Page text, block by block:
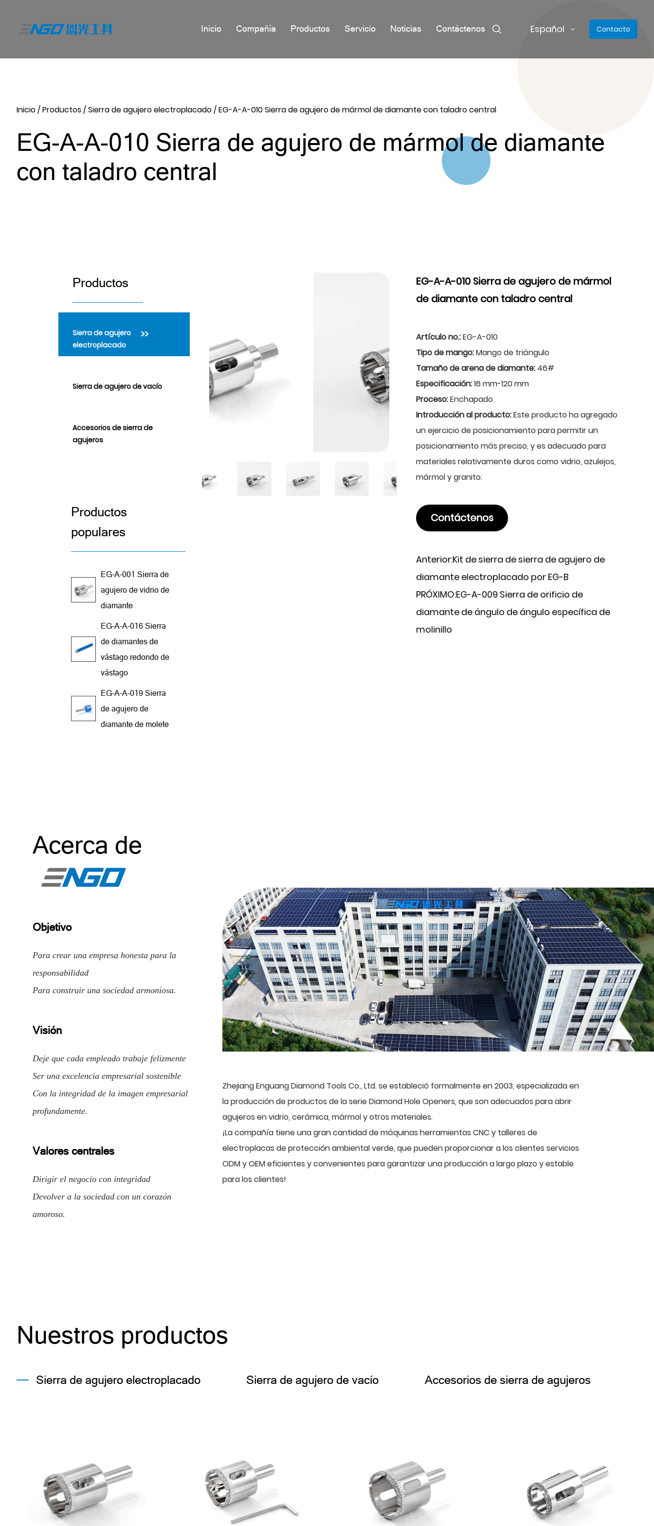
Inicio Compañía Productos Servicio Noticias Contáctenos Español Contacto
Inicio/Productos/Sierra de agujero electroplacado/EG-A-A-010 Sierra de agujero de mármol de diamante con taladro central
EG-A-A-010 Sierra de agujero de mármol de diamante
con taladro central
Productos
Sierra de agujero
electroplacado
>>
Sierra de agujero de vacío
Accesorios de sierra de
agujeros
Productos
populares
EG-A-001 Sierra de
agujero de vidrio de
diamante
EG-A-A-016 Sierra
de diamantes de
vástago redondo de
vástago
EG-A-A-019 Sierra
de agujero de
diamante de molete
EG-A-A-010 Sierra de agujero de mármol
de diamante con taladro central
Artículo no.:EG-A-010
Tipo de mango:Mango de triángulo
Tamaño de arena de diamante: 46#
Especificación:16 mm-120 mm
Proceso:Enchapado
Introducción al producto:Este producto ha agregado
un ejercicio de posicionamiento para permitir un
posicionamiento más preciso, y es adecuado para
materiales relativamente duros como vidrio, azulejos,
mármol y granito.
Contáctenos
Anterior:Kit de sierra de sierra de agujero de
diamante electroplacado por EG-B
PRÓXIMO:EG-A-009 Sierra de orificio de
diamante de ángulo de ángulo específica de
molinillo
Acerca de
Objetivo
Para crear una empresa honesta para la
responsabilidad
Para construir una sociedad armoniosa.
Visión
Deje que cada empleado trabaje felizmente
Ser una excelencia empresarial sostenible
Con la integridad de la imagen empresarial
profundamente.
Valores centrales
Dirigir el negocio con integridad
Devolver a la sociedad con un corazón
amoroso.
Zhejiang Enguang Diamond Tools Co., Ltd. se estableció formalmente en 2003, especializada en
la producción de productos de la serie Diamond Hole Openers, que son adecuados para abrir
agujeros en vidrio, cerámica, mármol y otros materiales.
¡La compañía tiene una gran cantidad de máquinas herramientas CNC y talleres de
electroplacas de protección ambiental verde, que pueden proporcionar a los clientes servicios
ODM y OEM eficientes y convenientes para garantizar una producción a largo plazo y estable
para los clientes!
Nuestros productos
Sierra de agujero electroplacado Sierra de agujero de vacío Accesorios de sierra de agujeros